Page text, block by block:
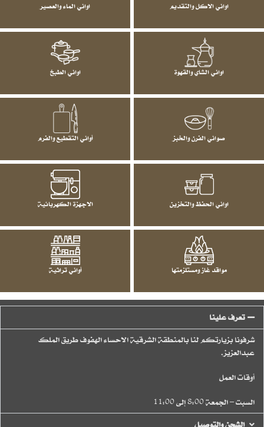
اواني الاكل والتقديم اواني الماء والعصير
اواني الشاي والقهوة اواني الطبخ
صواني الفرن والخبز أواني التقطيع والفرم
اواني الحفظ والتخزين الاجهزة الكهربائية
مواقد غاز ومستلزمتها أواني تراثية
تعرف علينا
شرفونا بزيارتكم لنا بالمنطقة الشرقية الاحساء الهفوف طريق الملك
عبدالعزيز.
أوقات العمل
السبت – الجمعة 8:00 إلى 11:00
الشحن والتوصيل